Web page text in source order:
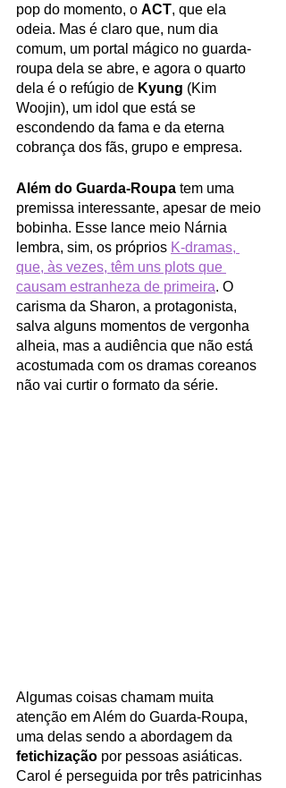
pop do momento, o ACT, que ela
odeia. Mas é claro que, num dia
comum, um portal mágico no guarda-
roupa dela se abre, e agora o quarto
dela é o refúgio de Kyung (Kim
Woojin), um idol que está se
escondendo da fama e da eterna
cobrança dos fãs, grupo e empresa.
Além do Guarda-Roupa tem uma
premissa interessante, apesar de meio
bobinha. Esse lance meio Nárnia
lembra, sim, os próprios K-dramas,
que, às vezes, têm uns plots que
causam estranheza de primeira. O
carisma da Sharon, a protagonista,
salva alguns momentos de vergonha
alheia, mas a audiência que não está
acostumada com os dramas coreanos
não vai curtir o formato da série.
Algumas coisas chamam muita
atenção em Além do Guarda-Roupa,
uma delas sendo a abordagem da
fetichização por pessoas asiáticas.
Carol é perseguida por três patricinhas